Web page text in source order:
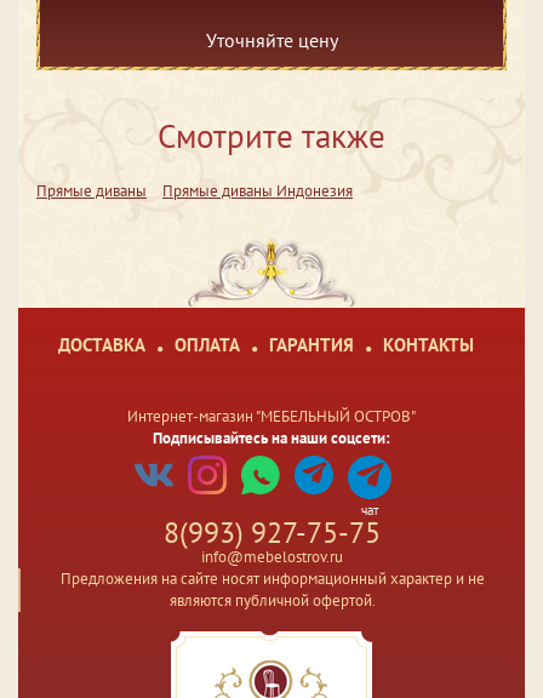
Уточняйте цену
Смотрите также
Прямые диваны Прямые диваны Индонезия
ДОСТАВКА ОПЛАТА ГАРАНТИЯ КОНТАКТЫ
Интернет-магазин "МЕБЕЛЬНЫЙ ОСТРОВ"
Подписывайтесь на наши соцсети:
чат
8(993) 927-75-75
info@mebelostrov.ru
Предложения на сайте носят информационный характер и не
являются публичной офертой.